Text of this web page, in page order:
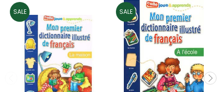
SALE SALE